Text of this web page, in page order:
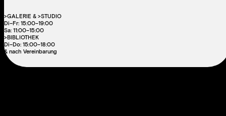
>GALERIE & >STUDIO
Di–Fr: 15:00–19:00
Sa: 11:00–15:00
>BIBLIOTHEK
Di–Do: 15:00–18:00
& nach Vereinbarung